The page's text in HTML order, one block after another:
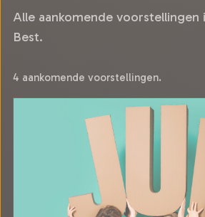
Alle aankomende
Best.
4 aankomende voorstellingen.